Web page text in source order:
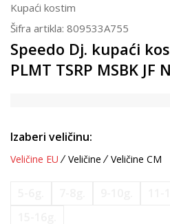
Kupaći kostim
Šifra artikla: 809533A755
Speedo Dj. kupaći
PLMT TSRP MSBK JF
Izaberi veličinu:
Veličine EU Veličine Veličine CM